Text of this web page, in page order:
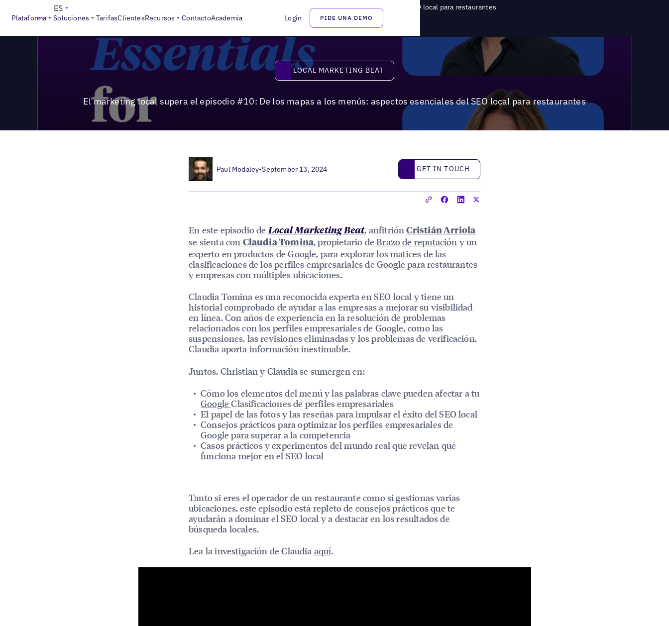
Plataforma Soluciones TarifasClientesRecursos ContactoAcademia Login PIDE UNA DEMO
ES
Local Marketing Beat El marketing local supera el episodio #10: De los mapas a los menús: aspectos esenciales del SEO local para restaurantes
Local Marketing Beat
LOCAL MARKETING BEAT
El marketing local supera el episodio #10: De los mapas a los menús: aspectos esenciales del SEO local para restaurantes
Paul Modaley•September 13, 2024 Get in touch
GET IN TOUCH
En este episodio de Local Marketing Beat, anfitriónCristián Arriola
se sienta con Claudia Tomina, propietario deBrazo de reputación y un
experto en productos de Google, para explorar los matices de las
clasificaciones de los perfiles empresariales de Google para restaurantes
y empresas con múltiples ubicaciones.
Claudia Tomina es una reconocida experta en SEO local y tiene un
historial comprobado de ayudar a las empresas a mejorar su visibilidad
en línea. Con años de experiencia en la resolución de problemas
relacionados con los perfiles empresariales de Google, como las
suspensiones, las revisiones eliminadas y los problemas de verificación,
Claudia aporta información inestimable.
Juntos, Christian y Claudia se sumergen en:
Cómo los elementos del menú y las palabras clave pueden afectar a tu
GoogleClasificaciones de perfiles empresariales
El papel de las fotos y las reseñas para impulsar el éxito del SEO local
Consejos prácticos para optimizar los perfiles empresariales de
Google para superar a la competencia
Casos prácticos y experimentos del mundo real que revelan qué
funciona mejor en el SEO local
Tanto si eres el operador de un restaurante como si gestionas varias
ubicaciones, este episodio está repleto de consejos prácticos que te
ayudarán a dominar el SEO local y a destacar en los resultados de
búsqueda locales.
Lea la investigación de Claudia aquí.